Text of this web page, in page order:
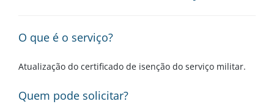
O que é o serviço?
Atualização do certificado de isenção do serviço militar.
Quem pode solicitar?